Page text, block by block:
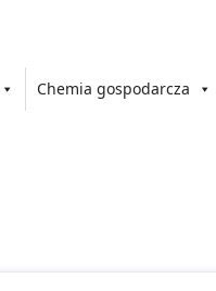
Chemia gospodarcza